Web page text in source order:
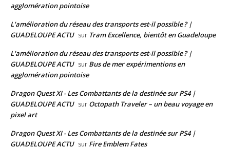
agglomération pointoise
L'amélioration du réseau des transports est-il possible ? |
GUADELOUPE ACTU sur Tram Excellence, bientôt en Guadeloupe
L'amélioration du réseau des transports est-il possible ? |
GUADELOUPE ACTU sur Bus de mer expérimentions en
agglomération pointoise
Dragon Quest XI - Les Combattants de la destinée sur PS4 |
GUADELOUPE ACTU sur Octopath Traveler – un beau voyage en
pixel art
Dragon Quest XI - Les Combattants de la destinée sur PS4 |
GUADELOUPE ACTU sur Fire Emblem Fates